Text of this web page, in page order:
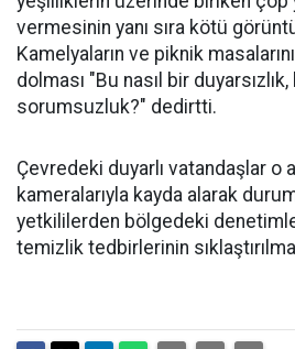
vermesinin yanı sıra kötü
Kamelyaların ve piknik
dolması "Bu nasıl bir
sorumsuzluk?" dedirtti.
Çevredeki duyarlı vatandaşlar o
kameralarıyla kayda alarak
yetkililerden bölgedeki
temizlik tedbirlerinin